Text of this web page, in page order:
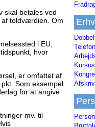
skal betales ved
toldværdien. Om
i EU,
hvor
er omfattet af
Som eksempel
for at angive
mv. til